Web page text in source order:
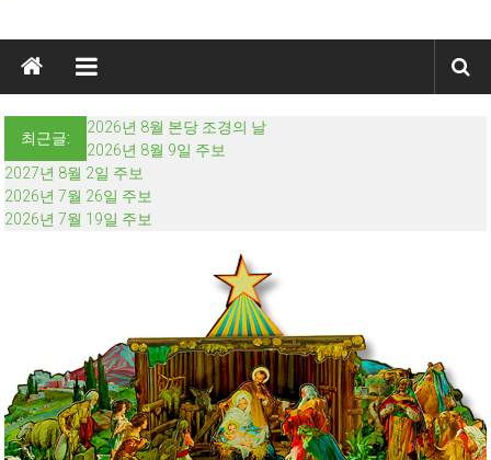
최근글:
2026년 8월 본당 조경의 날
2026년 8월 9일 주보
2027년 8월 2일 주보
2026년 7월 26일 주보
2026년 7월 19일 주보